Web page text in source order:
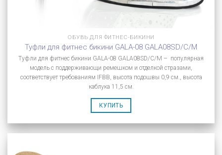
ОБУВЬ ДЛЯ ФИТНЕС-БИКИНИ
Туфли для фитнес бикини GALA-08 GALA08SD/C/M
Туфли для фитнес бикини GALA-08 GALA08SD/C/M – популярная
модель с поддерживающи ремешком и отделкой стразами,
соответствует требованиям IFBB, высота подошвы 0,9 см., высота
каблука 11,5 см.
КУПИТЬ